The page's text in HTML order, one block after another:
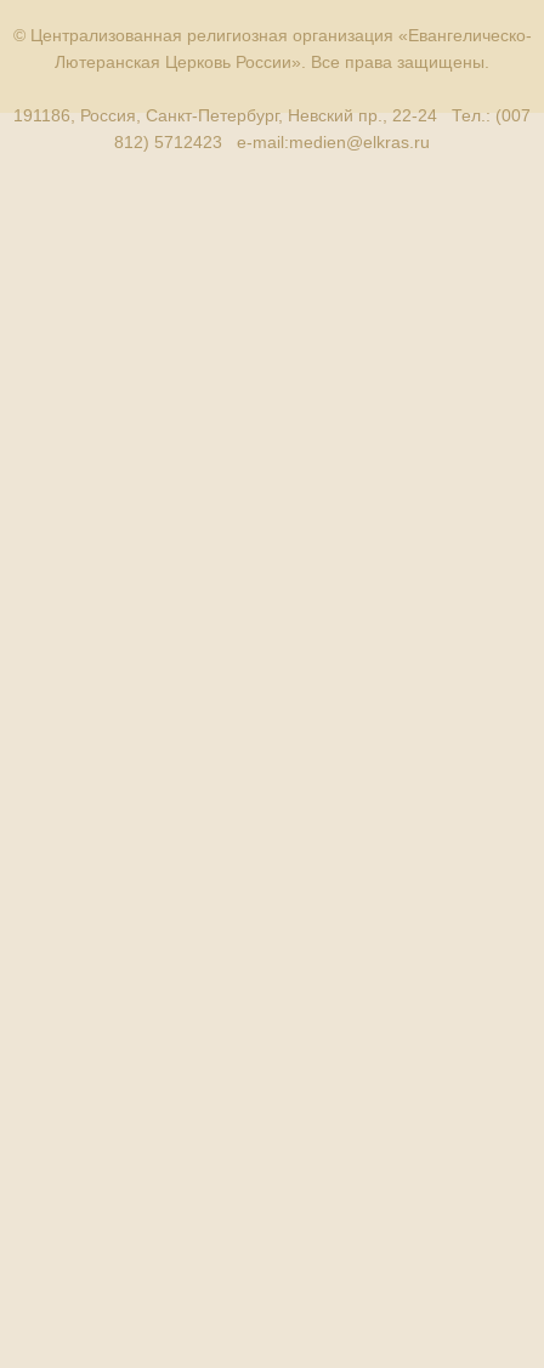
© Централизованная религиозная организация «Евангелическо-
Лютеранская Церковь России». Все права защищены.
191186, Россия, Санкт-Петербург, Невский пр., 22-24 Тел.: (007
812) 5712423 e-mail:medien@elkras.ru